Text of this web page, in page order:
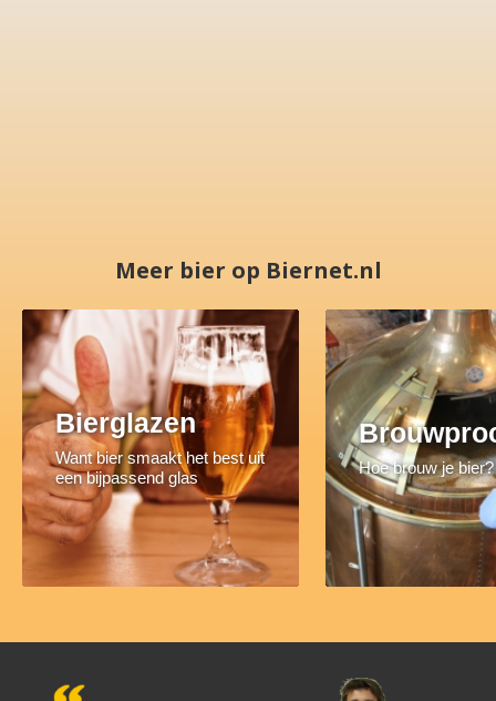
Meer bier op Biernet.nl
Bierglazen
Want bier smaakt het best uit
een bijpassend glas
Hoe brouw je bier?